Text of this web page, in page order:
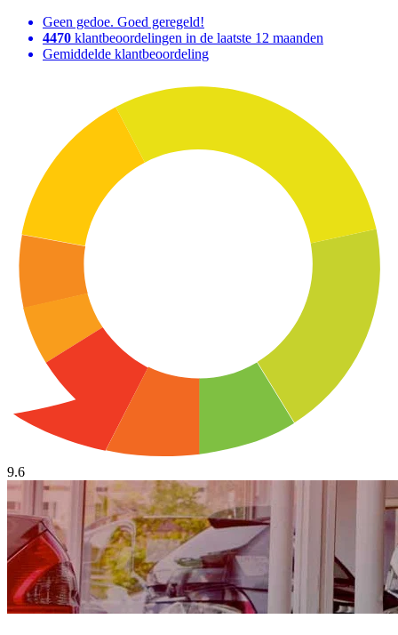
Geen gedoe. Goed geregeld!
4470 klantbeoordelingen in de laatste 12 maanden
Gemiddelde klantbeoordeling
9.6